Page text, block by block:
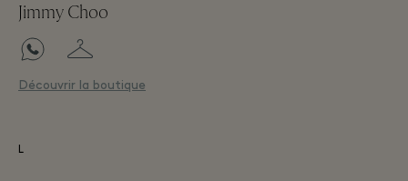
Jimmy Choo
Découvrir la boutique
L